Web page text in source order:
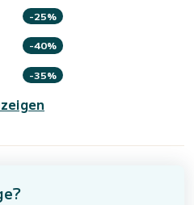
-25%
-40%
-35%